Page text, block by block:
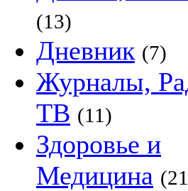
(13)
Дневник (7)
Журналы,
ТВ (11)
Здоровье и
Медицина